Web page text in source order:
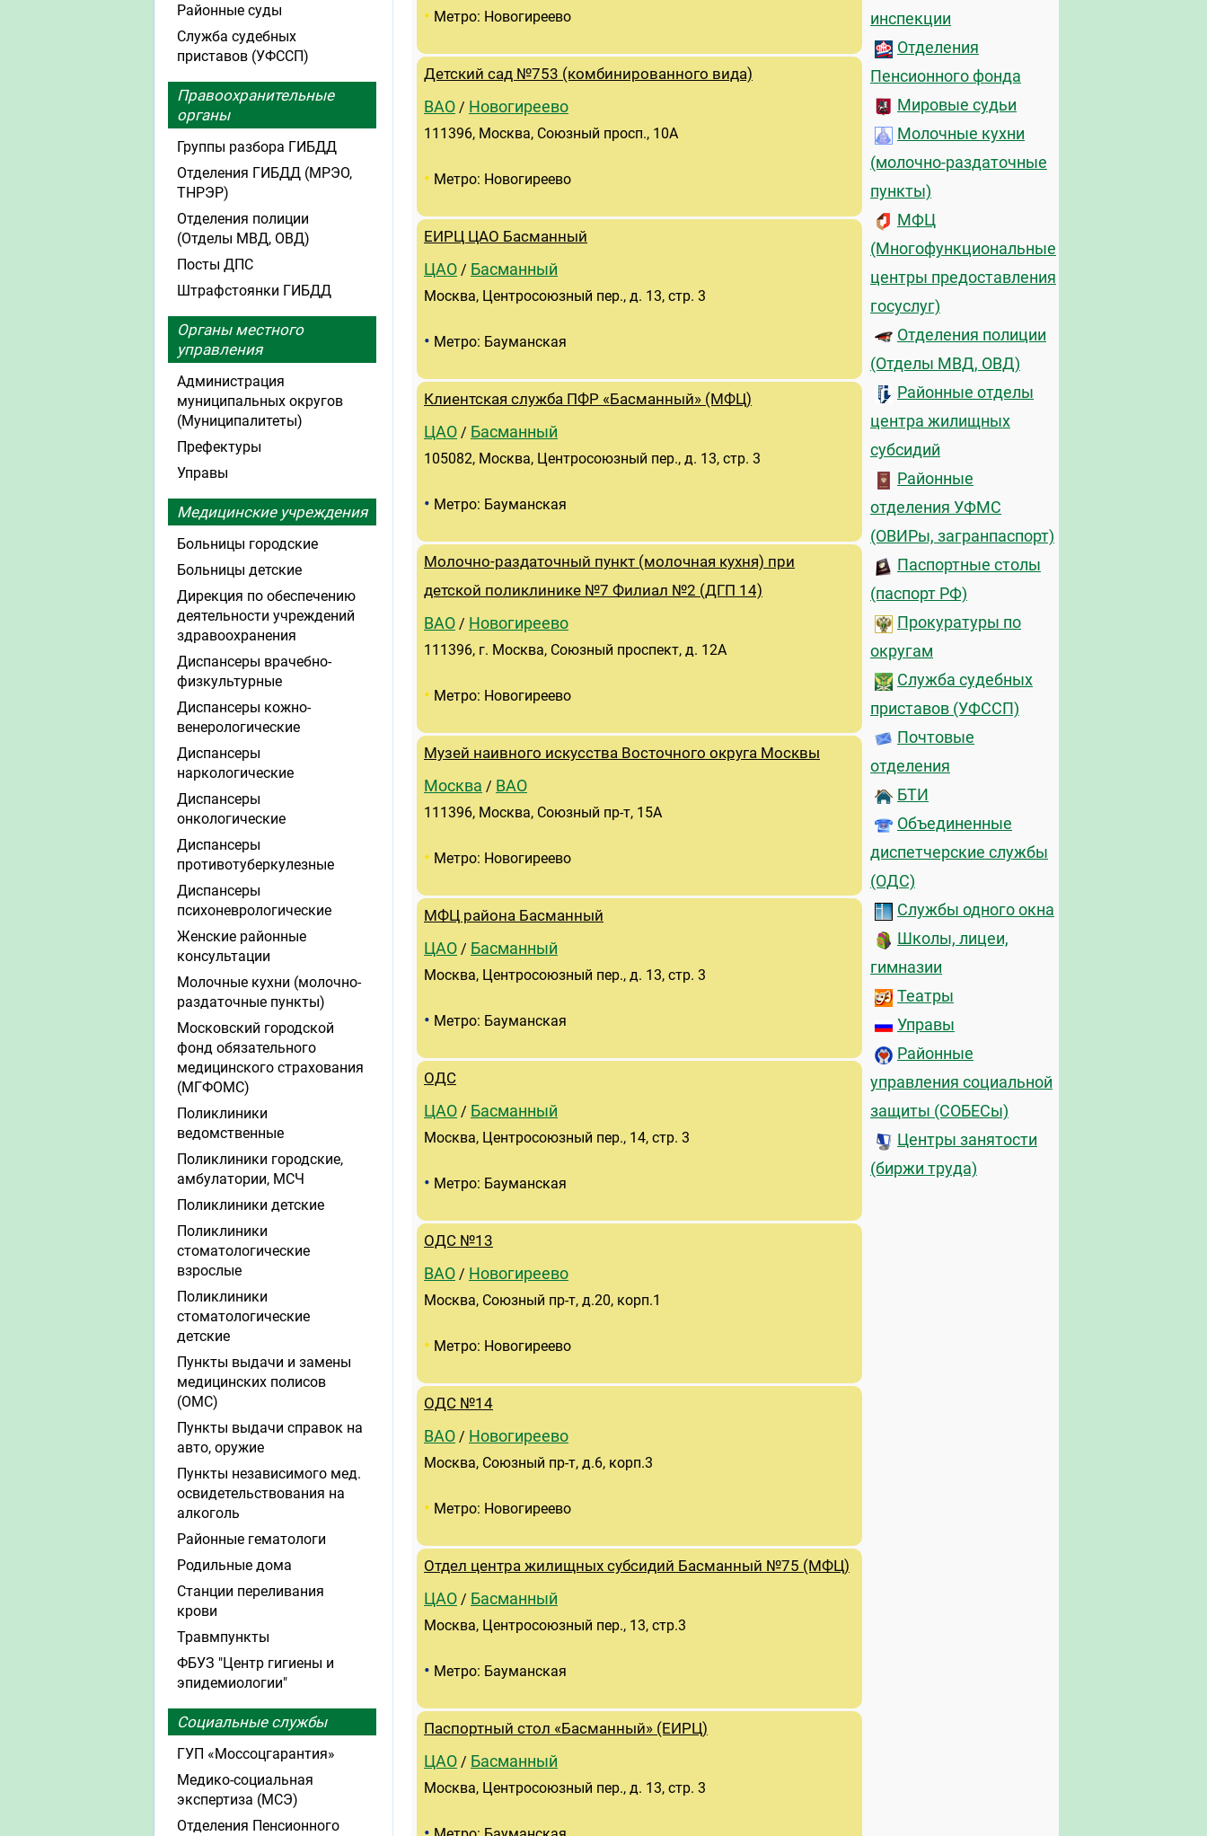
• Метро: Новогиреево
Детский сад №753 (комбинированного вида)
ВАО / Новогиреево
111396, Москва, Союзный просп., 10А
• Метро: Новогиреево
ЕИРЦ ЦАО Басманный
ЦАО / Басманный
Москва, Центросоюзный пер., д. 13, стр. 3
• Метро: Бауманская
Клиентская служба ПФР «Басманный» (МФЦ)
ЦАО / Басманный
105082, Москва, Центросоюзный пер., д. 13, стр. 3
• Метро: Бауманская
Молочно-раздаточный пункт (молочная кухня) при
детской поликлинике №7 Филиал №2 (ДГП 14)
ВАО / Новогиреево
111396, г. Москва, Союзный проспект, д. 12А
• Метро: Новогиреево
Музей наивного искусства Восточного округа Москвы
Москва / ВАО
111396, Москва, Союзный пр-т, 15А
• Метро: Новогиреево
МФЦ района Басманный
ЦАО / Басманный
Москва, Центросоюзный пер., д. 13, стр. 3
• Метро: Бауманская
ОДС
ЦАО / Басманный
Москва, Центросоюзный пер., 14, стр. 3
• Метро: Бауманская
ОДС №13
ВАО / Новогиреево
Москва, Союзный пр-т, д.20, корп.1
• Метро: Новогиреево
ОДС №14
ВАО / Новогиреево
Москва, Союзный пр-т, д.6, корп.3
• Метро: Новогиреево
Отдел центра жилищных субсидий Басманный №75 (МФЦ)
ЦАО / Басманный
Москва, Центросоюзный пер., 13, стр.3
• Метро: Бауманская
Паспортный стол «Басманный» (ЕИРЦ)
ЦАО / Басманный
Москва, Центросоюзный пер., д. 13, стр. 3
инспекции
Отделения
Пенсионного фонда
Мировые судьи
Молочные кухни
(молочно-раздаточные
пункты)
МФЦ
(Многофункциональные
центры предоставления
госуслуг)
Отделения полиции
(Отделы МВД, ОВД)
Районные отделы
центра жилищных
субсидий
Районные
отделения УФМС
(ОВИРы, загранпаспорт)
Паспортные столы
(паспорт РФ)
Прокуратуры по
округам
Служба судебных
приставов (УФССП)
Почтовые
отделения
БТИ
Объединенные
диспетчерские службы
(ОДС)
Службы одного окна
Школы, лицеи,
гимназии
Театры
Управы
Районные
управления социальной
защиты (СОБЕСы)
Центры занятости
(биржи труда)
Районные суды
Служба судебных
приставов (УФССП)
Правоохранительные
органы
Группы разбора ГИБДД
Отделения ГИБДД (МРЭО,
ТНРЭР)
Отделения полиции
(Отделы МВД, ОВД)
Посты ДПС
Штрафстоянки ГИБДД
Органы местного
управления
Администрация
муниципальных округов
(Муниципалитеты)
Префектуры
Управы
Медицинские учреждения
Больницы городские
Больницы детские
Дирекция по обеспечению
деятельности учреждений
здравоохранения
Диспансеры врачебно-
физкультурные
Диспансеры кожно-
венерологические
Диспансеры
наркологические
Диспансеры
онкологические
Диспансеры
противотуберкулезные
Диспансеры
психоневрологические
Женские районные
консультации
Молочные кухни (молочно-
раздаточные пункты)
Московский городской
фонд обязательного
медицинского страхования
(МГФОМС)
Поликлиники
ведомственные
Поликлиники городские,
амбулатории, МСЧ
Поликлиники детские
Поликлиники
стоматологические
взрослые
Поликлиники
стоматологические
детские
Пункты выдачи и замены
медицинских полисов
(ОМС)
Пункты выдачи справок на
авто, оружие
Пункты независимого мед.
освидетельствования на
алкоголь
Районные гематологи
Родильные дома
Станции переливания
крови
Травмпункты
ФБУЗ "Центр гигиены и
эпидемиологии"
Социальные службы
ГУП «Моссоцгарантия»
Медико-социальная
экспертиза (МСЭ)
Отделения Пенсионного